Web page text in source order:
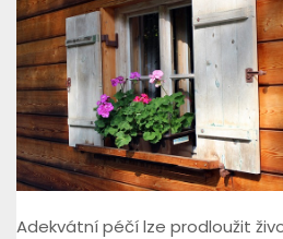
Adekvátní péčí lze prodloužit